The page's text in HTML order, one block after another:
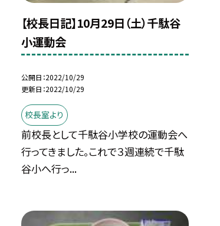
【校長日記】10月29日（土）千駄谷
小運動会
公開日 2022/10/29
更新日 2022/10/29
校長室より
前校長として千駄谷小学校の運動会へ
行ってきました。これで３週連続で千駄
谷小へ行っ...